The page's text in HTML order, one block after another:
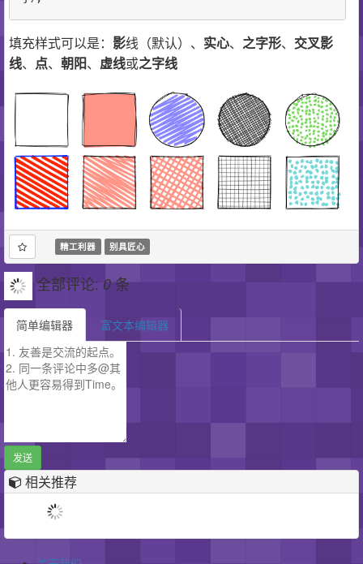
填充样式可以是： 影线（默认）、 实心、 之字形、 交叉影
线、 点、 朝阳、 虚线或之字线
精工利器 别具匠心
全部评论: 0 条
简单编辑器 富文本编辑器
发送
相关推荐